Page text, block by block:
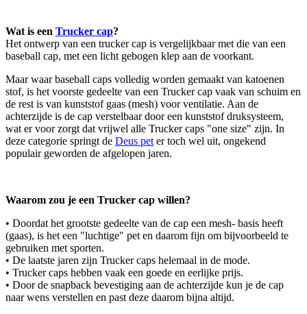
Wat is een Trucker cap?
Het ontwerp van een trucker cap is vergelijkbaar met die van een
baseball cap, met een licht gebogen klep aan de voorkant.
Maar waar baseball caps volledig worden gemaakt van katoenen
stof, is het voorste gedeelte van een Trucker cap vaak van schuim en
de rest is van kunststof gaas (mesh) voor ventilatie. Aan de
achterzijde is de cap verstelbaar door een kunststof druksysteem,
wat er voor zorgt dat vrijwel alle Trucker caps "one size" zijn. In
deze categorie springt de Deus peter toch wel uit, ongekend
populair geworden de afgelopen jaren.
Waarom zou je een Trucker cap willen?
• Doordat het grootste gedeelte van de cap een mesh- basis heeft
(gaas), is het een "luchtige" pet en daarom fijn om bijvoorbeeld te
gebruiken met sporten.
• De laatste jaren zijn Trucker caps helemaal in de mode.
• Trucker caps hebben vaak een goede en eerlijke prijs.
• Door de snapback bevestiging aan de achterzijde kun je de cap
naar wens verstellen en past deze daarom bijna altijd.